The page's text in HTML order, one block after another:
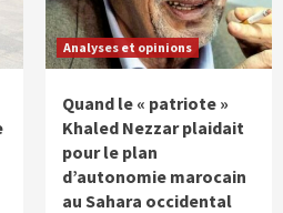
Analyses et opinions
Quand le « patriote »
Khaled Nezzar plaidait
pour le plan
d’autonomie marocain
au Sahara occidental